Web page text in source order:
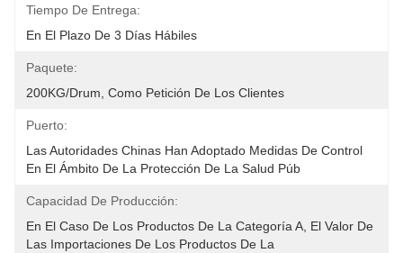
Tiempo De Entrega:
En El Plazo De 3 Días Hábiles
Paquete:
200KG/Drum, Como Petición De Los Clientes
Puerto:
Las Autoridades Chinas Han Adoptado Medidas De Control
En El Ámbito De La Protección De La Salud Púb
Capacidad De Producción:
En El Caso De Los Productos De La Categoría A, El Valor De
Las Importaciones De Los Productos De La